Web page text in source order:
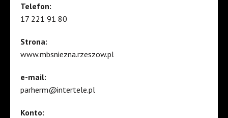
Telefon:
17 221 91 80
Strona:
www.mbsniezna.rzeszow.pl
e-mail:
parherm@intertele.pl
Konto: